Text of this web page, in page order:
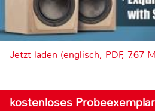
Jetzt laden (englisch, PDF, 7.67
kostenloses Probeexemplar